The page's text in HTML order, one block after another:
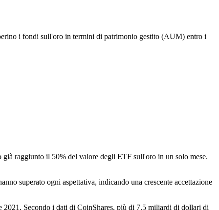
i fondi sull'oro in termini di patrimonio gestito (AUM) entro i
raggiunto il 50% del valore degli ETF sull'oro in un solo mese.
superato ogni aspettativa, indicando una crescente accettazione
Secondo i dati di CoinShares, più di 7,5 miliardi di dollari di